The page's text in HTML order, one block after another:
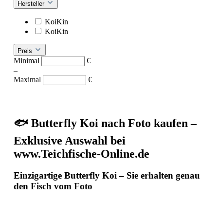
Hersteller
KoiKin
KoiKin
Preis
Minimal
€
–
Maximal
€
🐟 Butterfly Koi nach Foto kaufen –
Exklusive Auswahl bei
www.Teichfische-Online.de
Einzigartige Butterfly Koi – Sie erhalten genau
den Fisch vom Foto